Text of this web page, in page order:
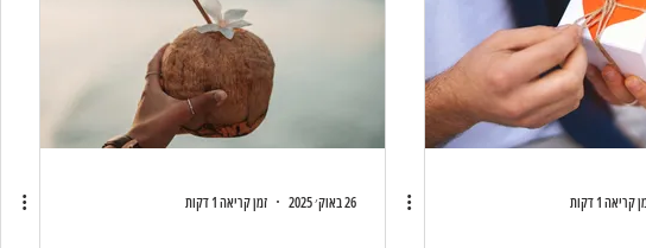
קריאה 1 דקות 26 באוק׳ 2025 זמן קריאה 1 דקות